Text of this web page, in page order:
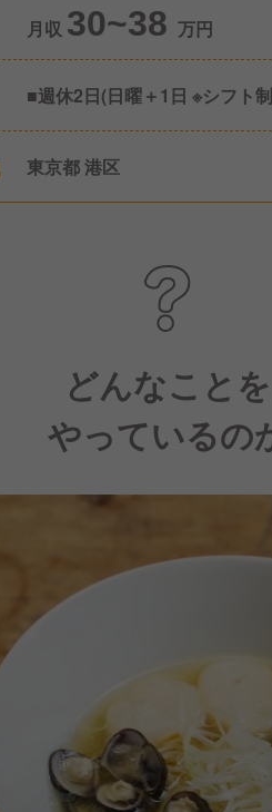
月収 30~38 万円
■週休2日(日曜＋1日 ※シフト
東京都 港区
どんなことを
やっているの